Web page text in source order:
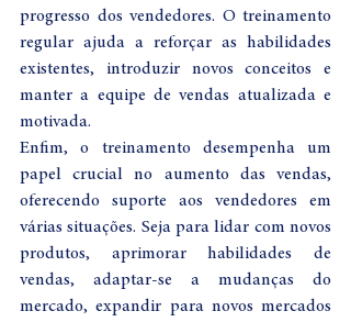
progresso dos vendedores. O treinamento
regular ajuda a reforçar as habilidades
existentes, introduzir novos conceitos e
manter a equipe de vendas atualizada e
motivada.
Enfim, o treinamento desempenha um
papel crucial no aumento das vendas,
oferecendo suporte aos vendedores em
várias situações. Seja para lidar com novos
produtos, aprimorar habilidades de
vendas, adaptar-se a mudanças do
mercado, expandir para novos mercados